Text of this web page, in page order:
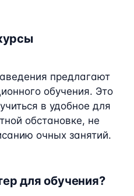
предлагают
обучения. Это
в удобное для
обстановке, не
очных занятий.
для обучения?